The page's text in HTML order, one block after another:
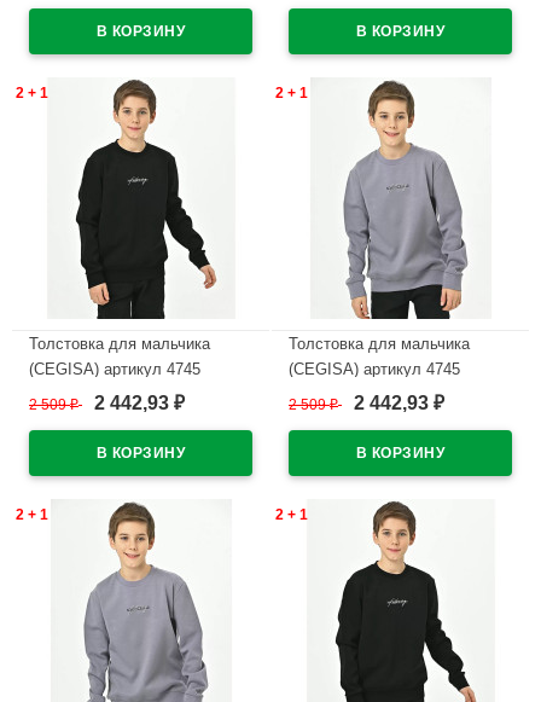
2 + 1
Толстовка для мальчика
(CEGISA) артикул 4745
размерный ряд 36/140-40/152
2 509₽ 2 442,93 ₽
2 + 1
Толстовка для мальчика
(CEGISA) артикул 4745
размерный ряд 36/140-40/152
2 509₽ 2 442,93 ₽
2 + 1 2 + 1